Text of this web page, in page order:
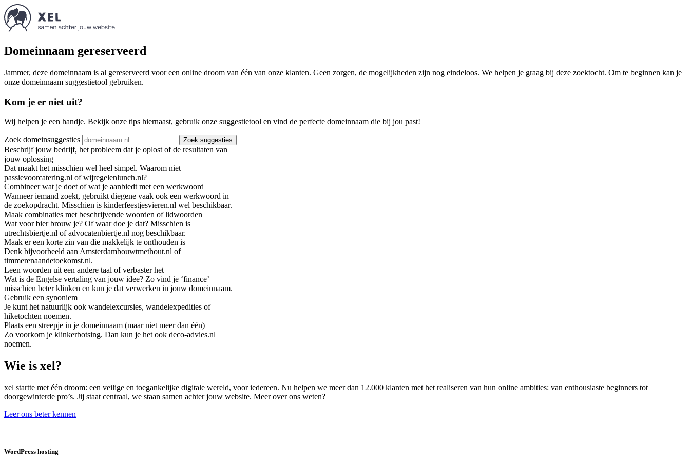
Domeinnaam gereserveerd
Jammer, deze domeinnaam is al gereserveerd voor een online droom van één van onze klanten. Geen zorgen, de mogelijkheden zijn nog eindeloos. We helpen je graag bij deze zoektocht. Om te beginnen kan je
onze domeinnaam suggestietool gebruiken.
Kom je er niet uit?
Wij helpen je een handje. Bekijk onze tips hiernaast, gebruik onze suggestietool en vind de perfecte domeinnaam die bij jou past!
Zoek domeinsuggesties Zoek suggesties
Beschrijf jouw bedrijf, het probleem dat je oplost of de resultaten van
jouw oplossing
Dat maakt het misschien wel heel simpel. Waarom niet
passievoorcatering.nl of wijregelenlunch.nl?
Combineer wat je doet of wat je aanbiedt met een werkwoord
Wanneer iemand zoekt, gebruikt diegene vaak ook een werkwoord in
de zoekopdracht. Misschien is kinderfeestjesvieren.nl wel beschikbaar.
Maak combinaties met beschrijvende woorden of lidwoorden
Wat voor bier brouw je? Of waar doe je dat? Misschien is
utrechtsbiertje.nl of advocatenbiertje.nl nog beschikbaar.
Maak er een korte zin van die makkelijk te onthouden is
Denk bijvoorbeeld aan Amsterdambouwtmethout.nl of
timmerenaandetoekomst.nl.
Leen woorden uit een andere taal of verbaster het
Wat is de Engelse vertaling van jouw idee? Zo vind je ‘finance’
misschien beter klinken en kun je dat verwerken in jouw domeinnaam.
Gebruik een synoniem
Je kunt het natuurlijk ook wandelexcursies, wandelexpedities of
hiketochten noemen.
Plaats een streepje in je domeinnaam (maar niet meer dan één)
Zo voorkom je klinkerbotsing. Dan kun je het ook deco-advies.nl
noemen.
Wie is xel?
xel startte met één droom: een veilige en toegankelijke digitale wereld, voor iedereen. Nu helpen we meer dan 12.000 klanten met het realiseren van hun online ambities: van enthousiaste beginners tot
doorgewinterde pro’s. Jij staat centraal, we staan samen achter jouw website. Meer over ons weten?
Leer ons beter kennen
WordPress hosting